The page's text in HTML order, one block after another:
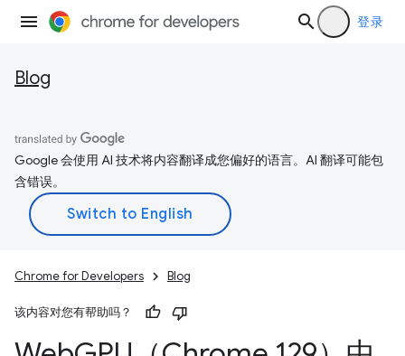
登录
Blog
Google 会使用 AI 技术将内容翻译成您偏好的语言。AI 翻译可能包
含错误。
Chrome for Developers Blog
该内容对您有帮助吗？